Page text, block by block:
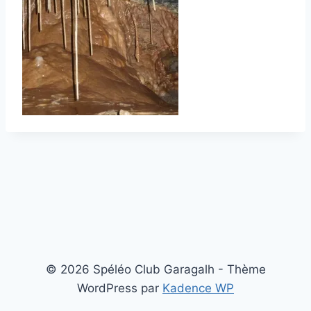
© 2026 Spéléo Club Garagalh - Thème
WordPress par Kadence WP